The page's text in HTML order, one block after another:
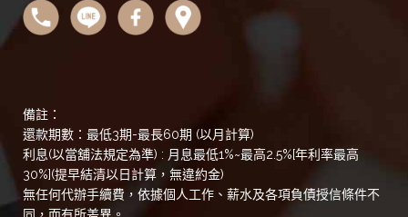
備註：
還款期數：最低3期-最長60期 (以月計算)
利息(以當舖法規定為準) : 月息最低1%~最高2.5%[年利率最高
30%](提早結清以日計算，無違約金)
無任何代辦手續費，依據個人工作、薪水及各項負債授信條件不